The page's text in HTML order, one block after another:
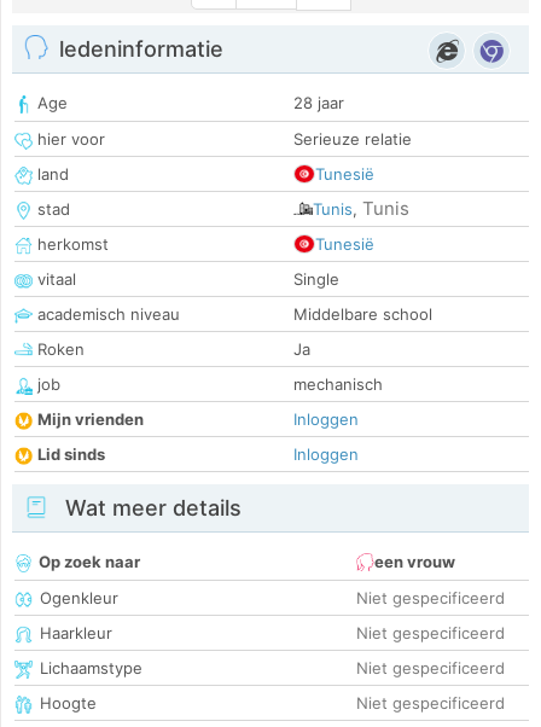
ledeninformatie
Age
28 jaar
hier voor
Serieuze relatie
land
Tunesië
stad
Tunis, Tunis
herkomst
Tunesië
vitaal
Single
academisch niveau
Middelbare school
Roken
Ja
job
mechanisch
Mijn vrienden
Inloggen
Lid sinds
Inloggen
Wat meer details
Op zoek naar
een vrouw
Ogenkleur
Niet gespecificeerd
Haarkleur
Niet gespecificeerd
Lichaamstype
Niet gespecificeerd
Hoogte
Niet gespecificeerd